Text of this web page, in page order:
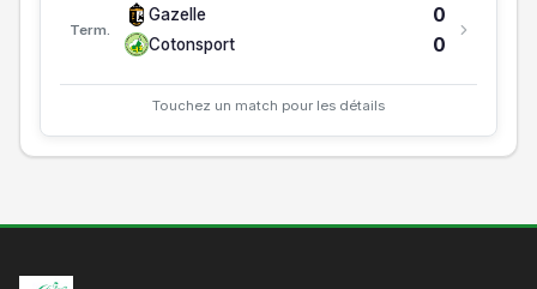
Term.
Gazelle 0
Cotonsport 0
Touchez un match pour les détails